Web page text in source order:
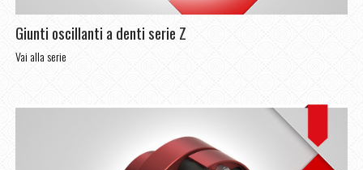
Giunti oscillanti a denti serie Z
Vai alla serie